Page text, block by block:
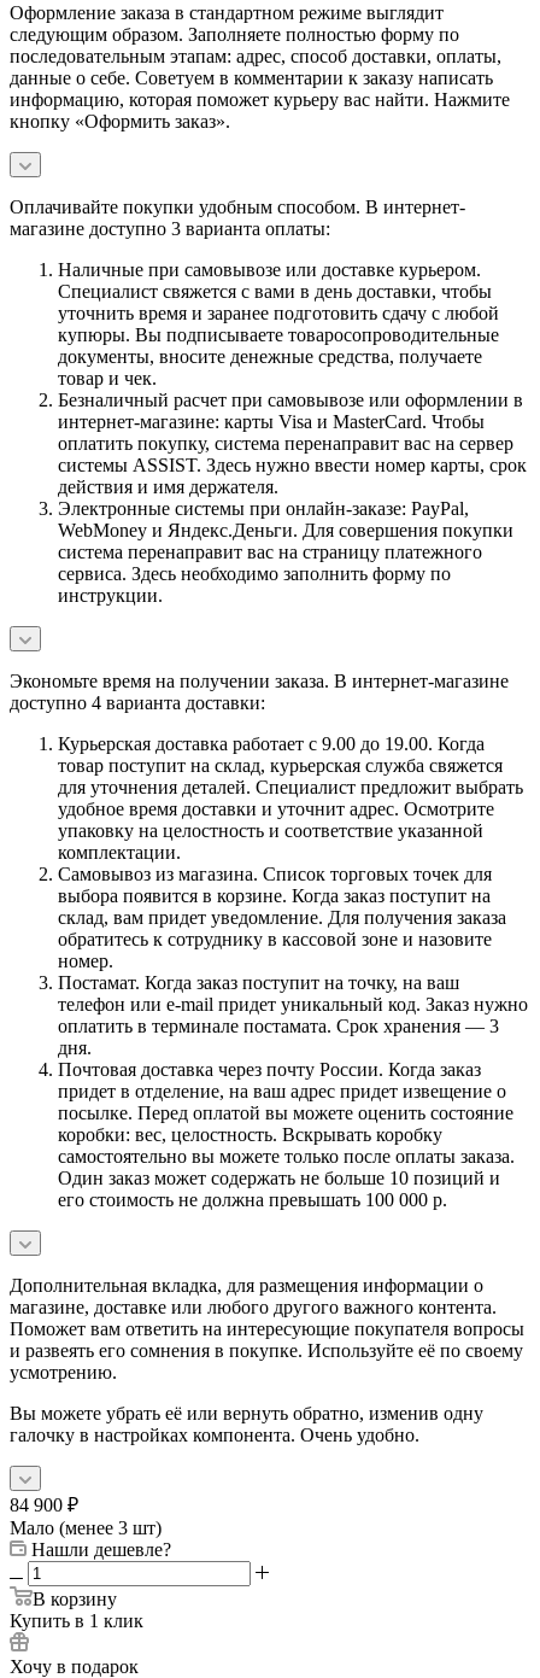
Оформление заказа в стандартном режиме выглядит
следующим образом. Заполняете полностью форму по
последовательным этапам: адрес, способ доставки, оплаты,
данные о себе. Советуем в комментарии к заказу написать
информацию, которая поможет курьеру вас найти. Нажмите
кнопку «Оформить заказ».
Оплачивайте покупки удобным способом. В интернет-
магазине доступно 3 варианта оплаты:
Наличные при самовывозе или доставке курьером.
Специалист свяжется с вами в день доставки, чтобы
уточнить время и заранее подготовить сдачу с любой
купюры. Вы подписываете товаросопроводительные
документы, вносите денежные средства, получаете
товар и чек.
Безналичный расчет при самовывозе или оформлении в
интернет-магазине: карты Visa и MasterCard. Чтобы
оплатить покупку, система перенаправит вас на сервер
системы ASSIST. Здесь нужно ввести номер карты, срок
действия и имя держателя.
Электронные системы при онлайн-заказе: PayPal,
WebMoney и Яндекс.Деньги. Для совершения покупки
система перенаправит вас на страницу платежного
сервиса. Здесь необходимо заполнить форму по
инструкции.
Экономьте время на получении заказа. В интернет-магазине
доступно 4 варианта доставки:
Курьерская доставка работает с 9.00 до 19.00. Когда
товар поступит на склад, курьерская служба свяжется
для уточнения деталей. Специалист предложит выбрать
удобное время доставки и уточнит адрес. Осмотрите
упаковку на целостность и соответствие указанной
комплектации.
Самовывоз из магазина. Список торговых точек для
выбора появится в корзине. Когда заказ поступит на
склад, вам придет уведомление. Для получения заказа
обратитесь к сотруднику в кассовой зоне и назовите
номер.
Постамат. Когда заказ поступит на точку, на ваш
телефон или e-mail придет уникальный код. Заказ нужно
оплатить в терминале постамата. Срок хранения — 3
дня.
Почтовая доставка через почту России. Когда заказ
придет в отделение, на ваш адрес придет извещение о
посылке. Перед оплатой вы можете оценить состояние
коробки: вес, целостность. Вскрывать коробку
самостоятельно вы можете только после оплаты заказа.
Один заказ может содержать не больше 10 позиций и
его стоимость не должна превышать 100 000 р.
Дополнительная вкладка, для размещения информации о
магазине, доставке или любого другого важного контента.
Поможет вам ответить на интересующие покупателя вопросы
и развеять его сомнения в покупке. Используйте её по своему
усмотрению.
Вы можете убрать её или вернуть обратно, изменив одну
галочку в настройках компонента. Очень удобно.
84 900 ₽
Мало (менее 3 шт)
Нашли дешевле?
В корзину
Купить в 1 клик
Хочу в подарок